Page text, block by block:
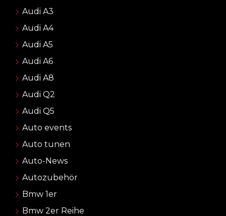
Audi A3
Audi A4
Audi A5
Audi A6
Audi A8
Audi Q2
Audi Q5
Auto events
Auto tunen
Auto-News
Autozubehör
Bmw 1er
Bmw 2er Reihe